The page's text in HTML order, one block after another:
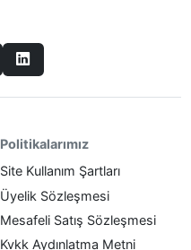
Politikalarımız
Site Kullanım Şartları
Üyelik Sözleşmesi
Mesafeli Satış Sözleşmesi
Kvkk Aydınlatma Metni